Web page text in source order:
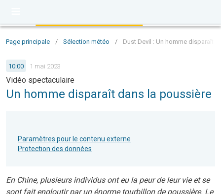
Page principale / Sélection météo / Dust Devil : Un homme disparaît
10:00 1 mai 2023
Vidéo spectaculaire
Un homme disparaît dans la poussière
Paramètres pour le contenu externe
Protection des données
En Chine, plusieurs individus ont eu la peur de leur vie et se
sont fait engloutir par un énorme tourbillon de poussière. Le